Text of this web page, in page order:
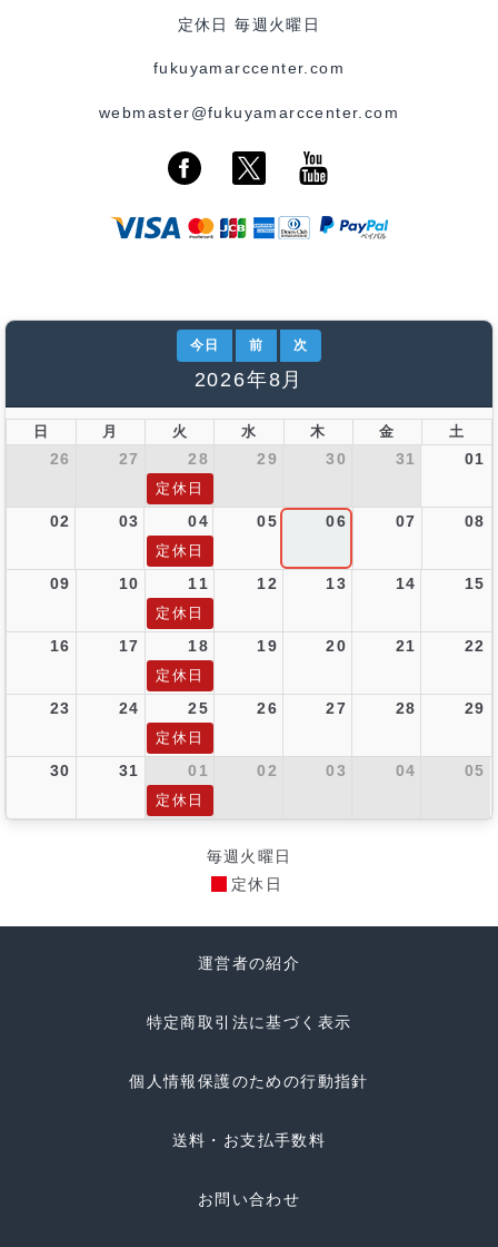
定休日 毎週火曜日
fukuyamarccenter.com
webmaster@fukuyamarccenter.com
今日 前 次
2026年8月
日 月 火 水 木 金 土
26 27 28 29 30 31 01
定休日
02 03 04 05 06 07 08
定休日
09 10 11 12 13 14 15
定休日
16 17 18 19 20 21 22
定休日
23 24 25 26 27 28 29
定休日
30 31 01 02 03 04 05
定休日
毎週火曜日
定休日
運営者の紹介
特定商取引法に基づく表示
個人情報保護のための行動指針
送料・お支払手数料
お問い合わせ